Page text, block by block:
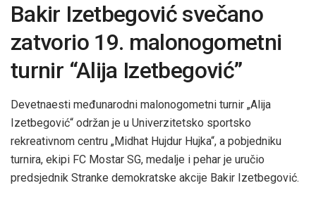
Bakir Izetbegović svečano
zatvorio 19. malonogometni
turnir “Alija Izetbegović”
Devetnaesti međunarodni malonogometni turnir „Alija
Izetbegović“ održan je u Univerzitetsko sportsko
rekreativnom centru „Midhat Hujdur Hujka“, a pobjedniku
turnira, ekipi FC Mostar SG, medalje i pehar je uručio
predsjednik Stranke demokratske akcije Bakir Izetbegović.